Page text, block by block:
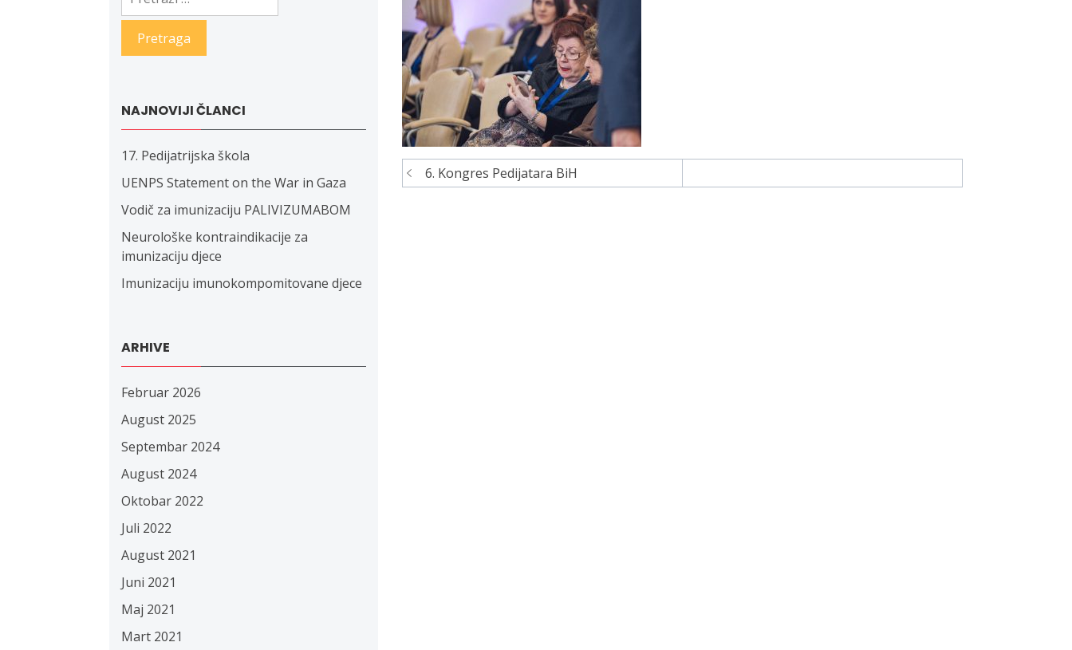
Navigacija
6. Kongres Pedijatara BiH
NAJNOVIJI ČLANCI
17. Pedijatrijska škola
UENPS Statement on the War in Gaza
Vodič za imunizaciju PALIVIZUMABOM
Neurološke kontraindikacije za
imunizaciju djece
Imunizaciju imunokompomitovane djece
ARHIVE
Februar 2026
August 2025
Septembar 2024
August 2024
Oktobar 2022
Juli 2022
August 2021
Juni 2021
Maj 2021
Mart 2021